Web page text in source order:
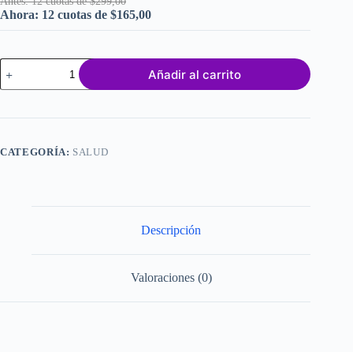
Ahora: 12 cuotas de $165,00
Clip
para
no
cantidad
Añadir al carrito
CATEGORÍA: SALUD
Descripción
Valoraciones (0)